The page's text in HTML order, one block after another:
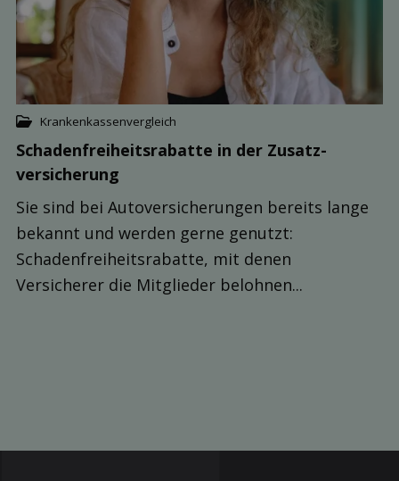
Krankenkassenvergleich
Schaden­freiheits­rabatte in der Zusatz­
versicherung
Sie sind bei Autoversicherungen bereits lange
bekannt und werden gerne genutzt:
Schadenfreiheitsrabatte, mit denen
Versicherer die Mitglieder belohnen...